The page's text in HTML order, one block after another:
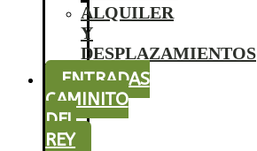
ALQUILER
Y
DESPLAZAMIENTOS
ENTRADAS
CAMINITO
DEL
REY